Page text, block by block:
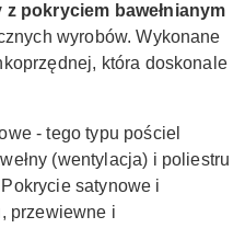
z pokryciem bawełnianym
wyrobów. Wykonane
która doskonale
- tego typu pościel
(wentylacja) i poliestru
satynowe i
przewiewne i